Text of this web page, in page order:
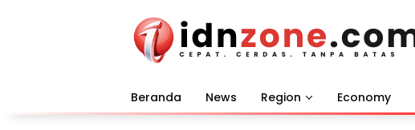
Beranda News Region Economy